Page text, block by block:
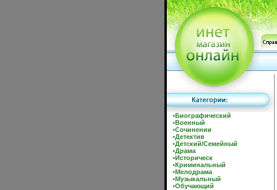
•Биографический
•Военный
•Сочинении
•Детектив
•Детский/Семейный
•Драма
•Историческ
•Криминальный
•Мелодрама
•Музыкальный
•Обучающий